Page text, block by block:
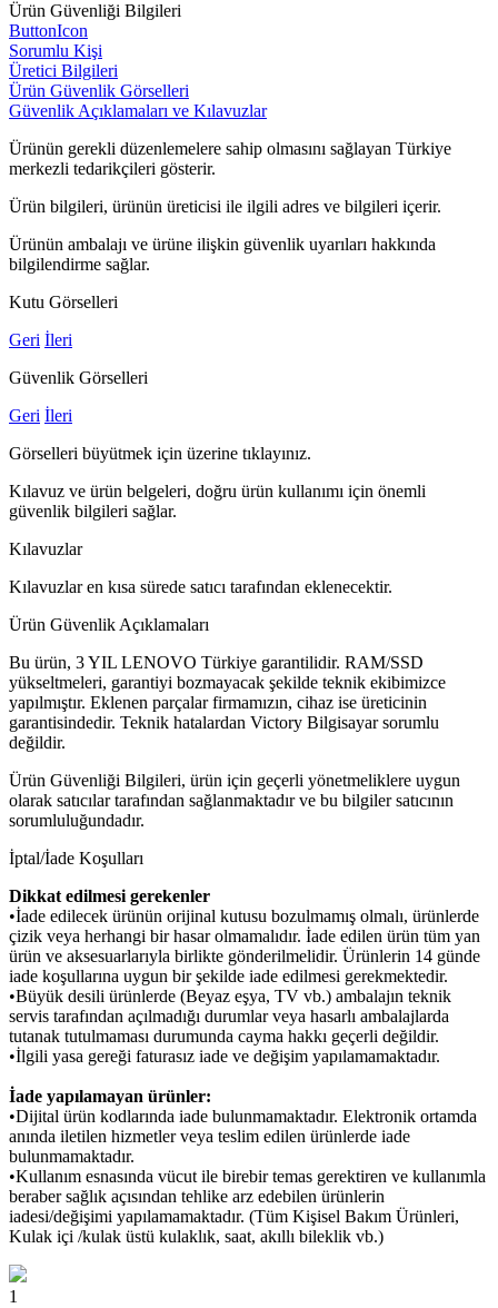
Ürün Güvenliği Bilgileri
ButtonIcon
Sorumlu Kişi
Üretici Bilgileri
Ürün Güvenlik Görselleri
Güvenlik Açıklamaları ve Kılavuzlar
Ürünün gerekli düzenlemelere sahip olmasını sağlayan Türkiye
merkezli tedarikçileri gösterir.
Ürün bilgileri, ürünün üreticisi ile ilgili adres ve bilgileri içerir.
Ürünün ambalajı ve ürüne ilişkin güvenlik uyarıları hakkında
bilgilendirme sağlar.
Kutu Görselleri
Geri İleri
Güvenlik Görselleri
Geri İleri
Görselleri büyütmek için üzerine tıklayınız.
Kılavuz ve ürün belgeleri, doğru ürün kullanımı için önemli
güvenlik bilgileri sağlar.
Kılavuzlar
Kılavuzlar en kısa sürede satıcı tarafından eklenecektir.
Ürün Güvenlik Açıklamaları
Bu ürün, 3 YIL LENOVO Türkiye garantilidir. RAM/SSD
yükseltmeleri, garantiyi bozmayacak şekilde teknik ekibimizce
yapılmıştır. Eklenen parçalar firmamızın, cihaz ise üreticinin
garantisindedir. Teknik hatalardan Victory Bilgisayar sorumlu
değildir.
Ürün Güvenliği Bilgileri, ürün için geçerli yönetmeliklere uygun
olarak satıcılar tarafından sağlanmaktadır ve bu bilgiler satıcının
sorumluluğundadır.
İptal/İade Koşulları
Dikkat edilmesi gerekenler
•İade edilecek ürünün orijinal kutusu bozulmamış olmalı, ürünlerde
çizik veya herhangi bir hasar olmamalıdır. İade edilen ürün tüm yan
ürün ve aksesuarlarıyla birlikte gönderilmelidir. Ürünlerin 14 günde
iade koşullarına uygun bir şekilde iade edilmesi gerekmektedir.
•Büyük desili ürünlerde (Beyaz eşya, TV vb.) ambalajın teknik
servis tarafından açılmadığı durumlar veya hasarlı ambalajlarda
tutanak tutulmaması durumunda cayma hakkı geçerli değildir.
•İlgili yasa gereği faturasız iade ve değişim yapılamamaktadır.
İade yapılamayan ürünler:
•Dijital ürün kodlarında iade bulunmamaktadır. Elektronik ortamda
anında iletilen hizmetler veya teslim edilen ürünlerde iade
bulunmamaktadır.
•Kullanım esnasında vücut ile birebir temas gerektiren ve kullanımla
beraber sağlık açısından tehlike arz edebilen ürünlerin
iadesi/değişimi yapılamamaktadır. (Tüm Kişisel Bakım Ürünleri,
Kulak içi /kulak üstü kulaklık, saat, akıllı bileklik vb.)
1